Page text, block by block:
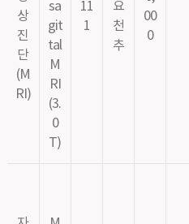
상
진
단
(M
RI)
sa
git
tal
M
RI
(3.
0
T)
11
1
요
천
추
00
0